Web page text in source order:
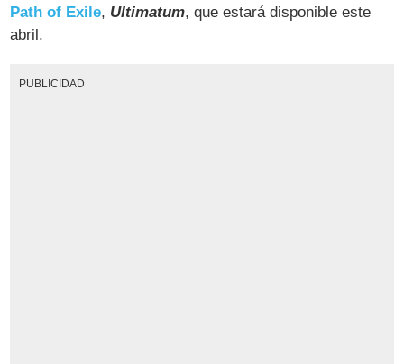
Path of Exile, Ultimatum, que estará disponible este
abril.
PUBLICIDAD